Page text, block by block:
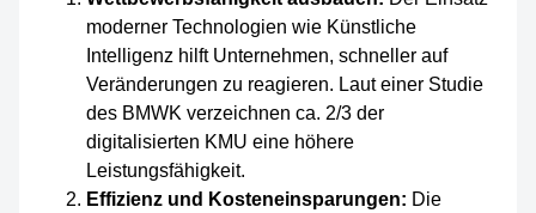
moderner Technologien wie Künstliche
Intelligenz hilft Unternehmen, schneller auf
Veränderungen zu reagieren. Laut einer Studie
des BMWK verzeichnen ca. 2/3 der
digitalisierten KMU eine höhere
Leistungsfähigkeit.
Effizienz und Kosteneinsparungen: Die